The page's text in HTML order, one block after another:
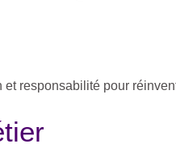
responsabilité pour